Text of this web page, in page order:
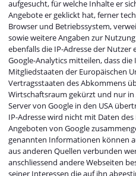
aufgesucht, für welche Inhalte er
Angebote er geklickt hat, ferner
Browser und Betriebssystem,
sowie weitere Angaben zur
ebenfalls die IP-Adresse der
Google-Analytics mitteilen, dass die
Mitgliedstaaten der Europäischen
Vertragsstaaten des Abkommens
Wirtschaftsraum gekürzt und nur in
Server von Google in den USA
IP-Adresse wird nicht mit Daten
Angeboten von Google
genannten Informationen können
aus anderen Quellen verbunden
anschliessend andere Webseiten
seiner Interessen die auf ihn